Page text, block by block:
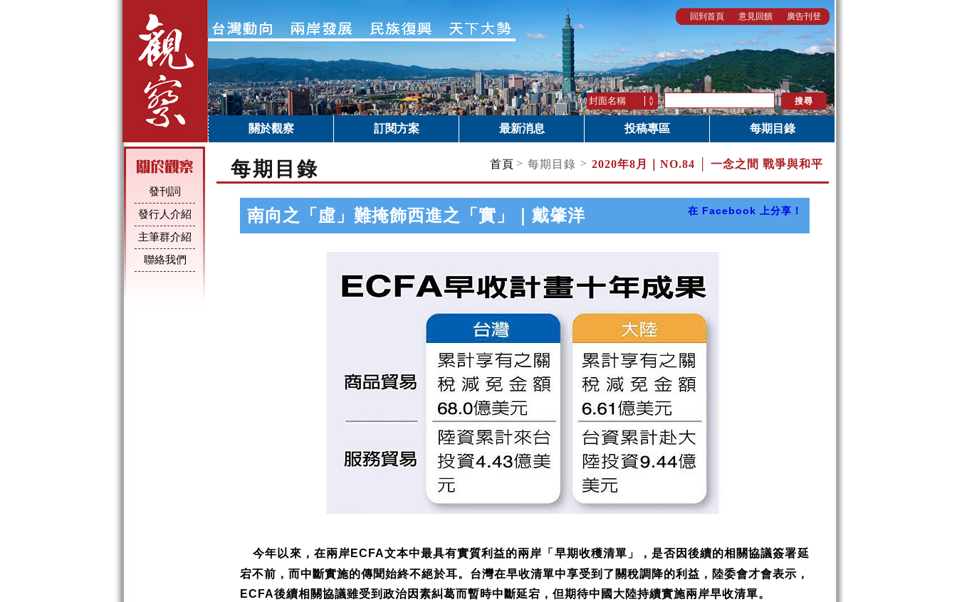
回到首頁 意見回饋 廣告刊登
關於觀察 訂閱方案 最新消息 投稿專區 每期目錄
發刊詞
發行人介紹
主筆群介紹
聯絡我們
每期目錄 首頁 > 每期目錄 > 2020年8月｜ NO.84 │ 一念之間 戰爭與和平
南向之「虛」難掩飾西進之「實」｜戴肇洋 在 Facebook 上分享！
今年以來，在兩岸 ECFA文本中最具有實質利益的兩岸「早期收穫清單」，是否因後續的相關協議簽署延
宕不前，而中斷實施的傳聞始終不絕於耳。台灣在早收清單中享受到了關稅調降的利益，陸委會才會表示，
ECFA後續相關協議雖受到政治因素糾葛而暫時中斷延宕，但期待中國大陸持續實施兩岸早收清單。